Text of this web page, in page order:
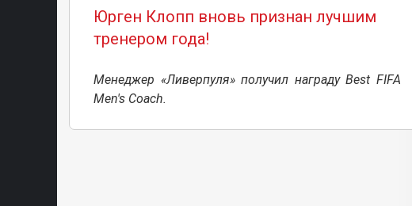
Юрген Клопп вновь признан лучшим
тренером года!
Менеджер «Ливерпуля» получил награду Best FIFA
Men's Coach.